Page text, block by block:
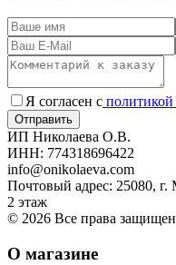
Я согласен с
ИП Николаева О.В.
ИНН: 774318696422
info@onikolaeva.com
Почтовый адрес: 25080, г.
2 этаж
© 2026 Все права
О магазине